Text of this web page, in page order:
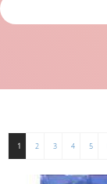
1 2 3 4 5